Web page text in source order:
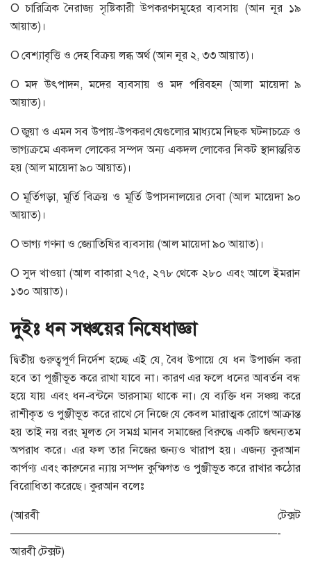
O চারিত্রিক নৈরাজ্য সৃষ্টিকারী উপকরণসমূহের ব্যবসায় (আন নূর ১৯
আয়াত)।
O বেশ্যাবৃত্তি ও দেহ বিক্রয় লব্ধ অর্থ (আন নূর ২, ৩৩ আয়াত)।
O মদ উৎপাদন, মদের ব্যবসায় ও মদ পরিবহন (আলা মায়েদা ৯
আয়াত)।
O জুয়া ও এমন সব উপায়-উপকরণ যেগুলোর মাধ্যমে নিছক ঘটনাচক্রে ও
ভাগ্যক্রমে একদল লোকের সম্পদ অন্য একদল লোকের নিকট স্থানান্তরিত
হয় (আল মায়েদা ৯০ আয়াত)।
O মূর্তিগড়া, মূর্তি বিক্রয় ও মূর্তি উপাসনালয়ের সেবা (আল মায়েদা ৯০
আয়াত)।
O ভাগ্য গণনা ও জ্যোতিষির ব্যবসায় (আল মায়েদা ৯০ আয়াত)।
O সুদ খাওয়া (আল বাকারা ২৭৫, ২৭৮ থেকে ২৮০ এবং আলে ইমরান
১৩০ আয়াত)।
দুইঃ ধন সঞ্চয়ের নিষেধাজ্ঞা
দ্বিতীয় গুরুত্বপূর্ণ নির্দেশ হচ্ছে এই যে, বৈধ উপায়ে যে ধন উপার্জন করা
হবে তা পূঞ্জীভূত করে রাখা যাবে না। কারণ এর ফলে ধনের আবর্তন বন্ধ
হয়ে যায় এবং ধন-বন্টনে ভারসাম্য থাকে না। যে ব্যক্তি ধন সঞ্চয় করে
রাশীকৃত ও পুঞ্জীভূত করে রাখে সে নিজে যে কেবল মারাত্মক রোগে আক্রান্ত
হয় তাই নয় বরং মূলত সে সমগ্র মানব সমাজের বিরুদ্ধে একটি জঘন্যতম
অপরাধ করে। এর ফল তার নিজের জন্যও খারাপ হয়। এজন্য কুরআন
কার্পণ্য এবং কারুনের ন্যায় সম্পদ কুক্ষিগত ও পুঞ্জীভূত করে রাখার কঠোর
বিরোধিতা করেছে। কুরআন বলেঃ
(আরবী টেক্সট
————————————————————————-
আরবী টেক্সট)